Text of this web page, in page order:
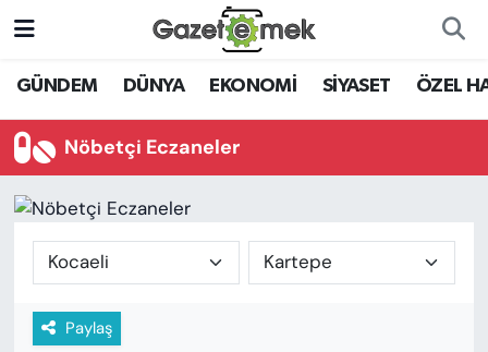
GÜNDEM DÜNYA EKONOMİ SİYASET ÖZEL
Nöbetçi Eczaneler
Paylaş
DÜNYA
EKONOMİ
YENİ MEDYADA EMEK
GAZETECİLİĞİNİ GELİŞTİRMEK
FAYDALI BİLGİLER
Nöbetçi Eczaneler
Hava Durumu
Trafik Durumu